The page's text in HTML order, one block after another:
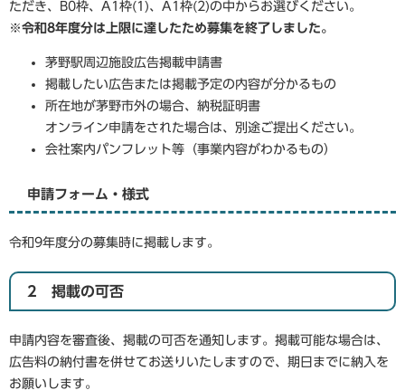
ただき、B0枠、A1枠(1)、A1枠(2)の中からお選びください。
※令和8年度分は上限に達したため募集を終了しました。
茅野駅周辺施設広告掲載申請書
掲載したい広告または掲載予定の内容が分かるもの
所在地が茅野市外の場合、納税証明書
オンライン申請をされた場合は、別途ご提出ください。
会社案内パンフレット等（事業内容がわかるもの）
申請フォーム・様式
令和9年度分の募集時に掲載します。
2 掲載の可否
申請内容を審査後、掲載の可否を通知します。掲載可能な場合は、
広告料の納付書を併せてお送りいたしますので、期日までに納入を
お願いします。